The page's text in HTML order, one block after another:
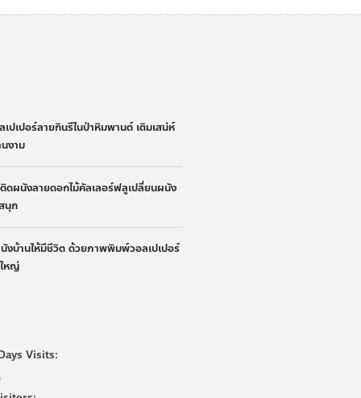
ปเปอร์ลายกินรีในป่าหิมพานต์ เติมเสน่ห์
นงาม
ดผนังลายดอกไม้คัลเลอร์ฟลูเปลี่ยนผนัง
นุก
งบ้านให้มีชีวิต ด้วยภาพพิมพ์วอลเปเปอร์
หญ่
Visits: